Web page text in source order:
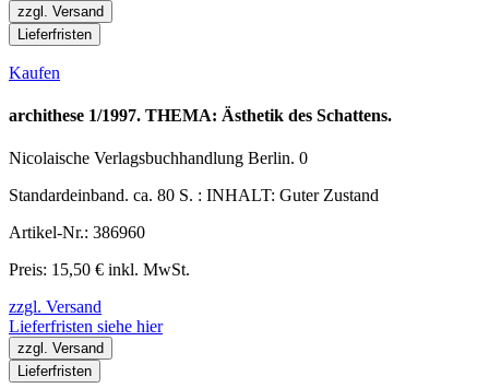
zzgl. Versand
Lieferfristen
Kaufen
archithese 1/1997. THEMA: Ästhetik des Schattens.
Nicolaische Verlagsbuchhandlung Berlin. 0
Standardeinband. ca. 80 S. : INHALT: Guter Zustand
Artikel-Nr.: 386960
Preis: 15,50 € inkl. MwSt.
zzgl. Versand
Lieferfristen siehe hier
zzgl. Versand
Lieferfristen